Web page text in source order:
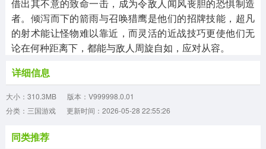
借出其不意的致命一击，成为令敌人闻风丧胆的恐惧制造
者。倾泻而下的箭雨与召唤猎鹰是他们的招牌技能，超凡
的射术能让怪物难以靠近，而灵活的近战技巧更使他们无
论在何种距离下，都能与敌人周旋自如，应对从容。
详细信息
大小：310.3MB
版本：V999998.0.01
分类：三国游戏
更新时间：2026-05-28 22:55:26
同类推荐